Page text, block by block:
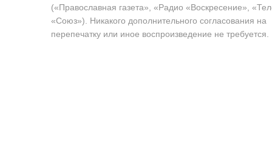
(«Православная газета», «Радио «Воскресение»,
«Союз»). Никакого дополнительного согласования на
перепечатку или иное воспроизведение не требуется.